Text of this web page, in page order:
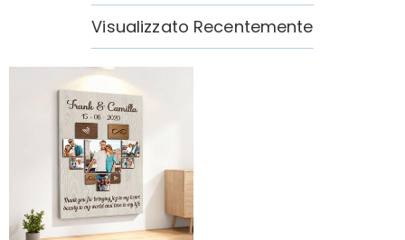
Visualizzato Recentemente